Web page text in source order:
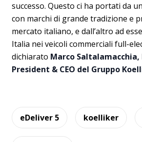
successo. Questo ci ha portati da
con marchi di grande tradizione e
mercato italiano, e dall’altro ad
Italia nei veicoli commerciali full-
dichiarato Marco Saltalamacchia,
President & CEO del Gruppo
eDeliver 5 koelliker